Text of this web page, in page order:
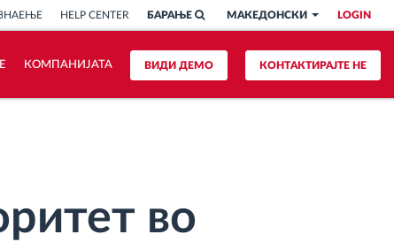
LOGIN
МАКЕДОНСКИ
БАРАЊЕ
HELP CENTER
КОНТАКТИРАЈТЕ НЕ
ВИДИ ДЕМО
КОМПАНИЈАТА
во